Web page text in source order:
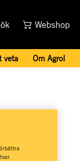
Webshop
veta Om Agrol